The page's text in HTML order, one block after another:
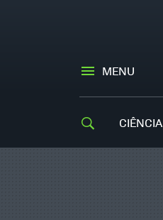
MENU
CIÊNCIA